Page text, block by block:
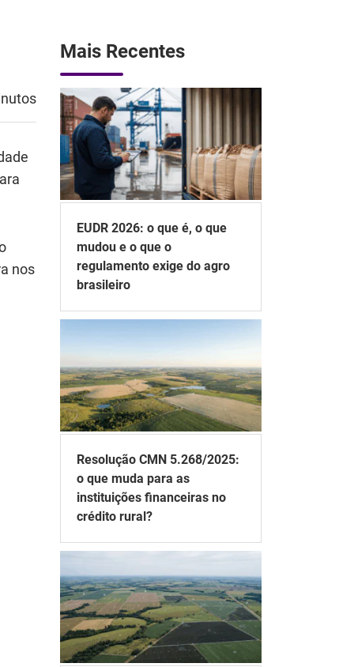
nos
Mais Recentes
EUDR 2026: o que é, o que
mudou e o que o
regulamento exige do agro
brasileiro
Resolução CMN 5.268/2025:
o que muda para as
instituições financeiras no
crédito rural?